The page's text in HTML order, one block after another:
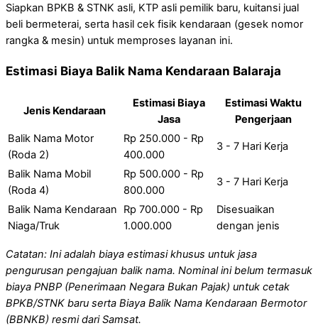
Siapkan BPKB & STNK asli, KTP asli pemilik baru, kuitansi jual
beli bermeterai, serta hasil cek fisik kendaraan (gesek nomor
rangka & mesin) untuk memproses layanan ini.
Estimasi Biaya Balik Nama Kendaraan Balaraja
Jenis Kendaraan
Estimasi Biaya
Jasa
Estimasi Waktu
Pengerjaan
Balik Nama Motor
(Roda 2)
Rp 250.000 - Rp
400.000
3 - 7 Hari Kerja
Balik Nama Mobil
(Roda 4)
Rp 500.000 - Rp
800.000
3 - 7 Hari Kerja
Balik Nama Kendaraan
Niaga/Truk
Rp 700.000 - Rp
1.000.000
Disesuaikan
dengan jenis
Catatan: Ini adalah biaya estimasi khusus untuk jasa
pengurusan pengajuan balik nama. Nominal ini belum termasuk
biaya PNBP (Penerimaan Negara Bukan Pajak) untuk cetak
BPKB/STNK baru serta Biaya Balik Nama Kendaraan Bermotor
(BBNKB) resmi dari Samsat.